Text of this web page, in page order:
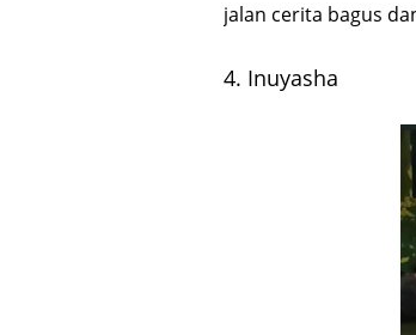
jalan cerita bagus
4. Inuyasha